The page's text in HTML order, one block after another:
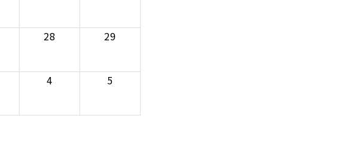
28 29
4 5